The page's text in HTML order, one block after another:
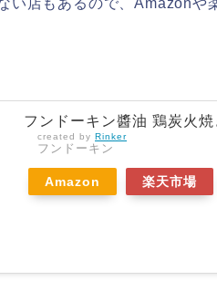
い店もあるので、Amazonや
フンドーキン醬油 鶏炭火
created by Rinker
フンドーキン
Amazon 楽天市場